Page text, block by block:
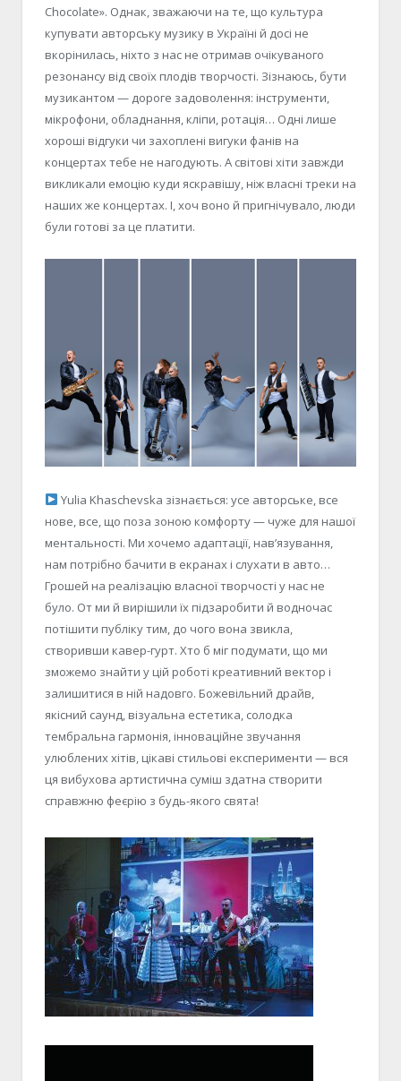
Chocolate». Однак, зважаючи на те, що культура
купувати авторську музику в Україні й досі не
вкорінилась, ніхто з нас не отримав очікуваного
резонансу від своїх плодів творчості. Зізнаюсь, бути
музикантом — дороге задоволення: інструменти,
мікрофони, обладнання, кліпи, ротація… Одні лише
хороші відгуки чи захоплені вигуки фанів на
концертах тебе не нагодують. А світові хіти завжди
викликали емоцію куди яскравішу, ніж власні треки на
наших же концертах. І, хоч воно й пригнічувало, люди
були готові за це платити.
Yulia Khaschevska зізнається: усе авторське, все
нове, все, що поза зоною комфорту — чуже для нашої
ментальності. Ми хочемо адаптації, нав’язування,
нам потрібно бачити в екранах і слухати в авто…
Грошей на реалізацію власної творчості у нас не
було. От ми й вирішили їх підзаробити й водночас
потішити публіку тим, до чого вона звикла,
створивши кавер-гурт. Хто б міг подумати, що ми
зможемо знайти у цій роботі креативний вектор і
залишитися в ній надовго. Божевільний драйв,
якісний саунд, візуальна естетика, солодка
тембральна гармонія, інноваційне звучання
улюблених хітів, цікаві стильові експерименти — вся
ця вибухова артистична суміш здатна створити
справжню феєрію з будь-якого свята!